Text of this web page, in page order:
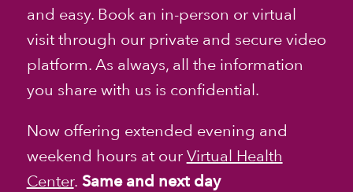
and easy. Book an in-person or virtual
visit through our private and secure video
platform. As always, all the information
you share with us is confidential.
Now offering extended evening and
weekend hours at our Virtual Health
Center. Same and next day